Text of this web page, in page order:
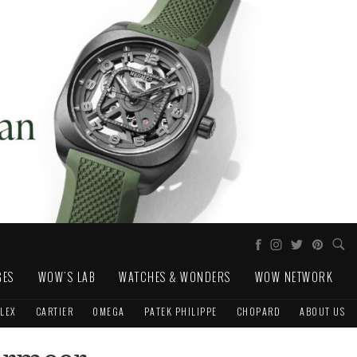
WOW'S LAB WATCHES & WONDERS WOW NETWORK
CARTIER OMEGA PATEK PHILIPPE CHOPARD ABOUT US